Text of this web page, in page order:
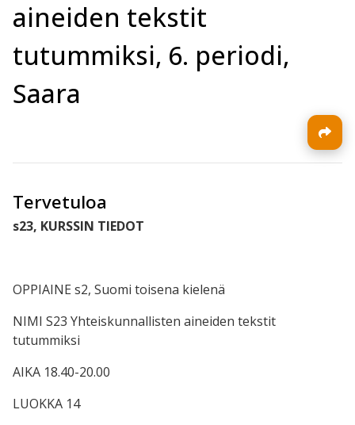
aineiden tekstit
tutummiksi, 6. periodi,
Saara
Tervetuloa
s23, KURSSIN TIEDOT
OPPIAINE s2, Suomi toisena kielenä
NIMI S23 Yhteiskunnallisten aineiden tekstit
tutummiksi
AIKA 18.40-20.00
LUOKKA 14